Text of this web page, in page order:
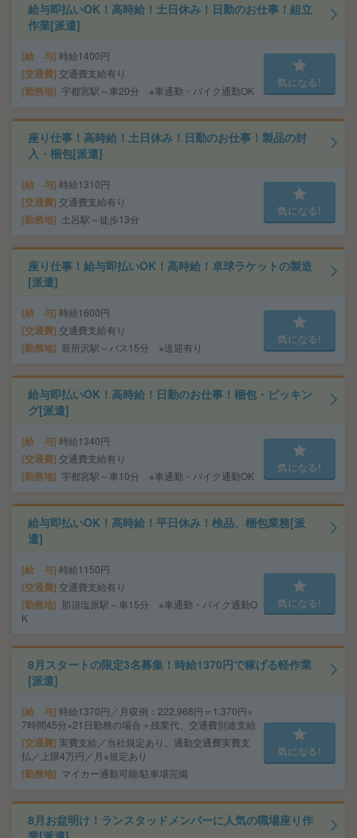
給与即払いOK！高時給！土日休み！日勤のお仕事！組立
作業[派遣]
給 与 時給1400円
交通費 交通費支給有り
勤務地 宇都宮駅～車20分 ※車通勤・バイク通勤OK
気になる!
座り仕事！高時給！土日休み！日勤のお仕事！製品の封
入・梱包[派遣]
給 与 時給1310円
交通費 交通費支給有り
勤務地 土呂駅～徒歩13分
気になる!
座り仕事！給与即払いOK！高時給！卓球ラケットの製造
[派遣]
給 与 時給1600円
交通費 交通費支給有り
勤務地 新所沢駅～バス15分 ※送迎有り
気になる!
給与即払いOK！高時給！日勤のお仕事！梱包・ピッキン
グ[派遣]
給 与 時給1340円
交通費 交通費支給有り
勤務地 宇都宮駅～車10分 ※車通勤・バイク通勤OK
気になる!
給与即払いOK！高時給！平日休み！検品、梱包業務[派
遣]
給 与 時給1150円
交通費 交通費支給有り
勤務地
那須塩原駅～車15分 ※車通勤・バイク通勤O
K
気になる!
8月スタートの限定3名募集！時給1370円で稼げる軽作業
[派遣]
給 与 時給1370円／月収例：222,968円＝1,370円×
7時間45分×21日勤務の場合＋残業代、交通費別途支給
交通費 実費支給／当社規定あり。通勤交通費実費支
払／上限4万円／月※規定あり
勤務地 マイカー通勤可能/駐車場完備
気になる!
8月お盆明け！ランスタッドメンバーに人気の職場座り作